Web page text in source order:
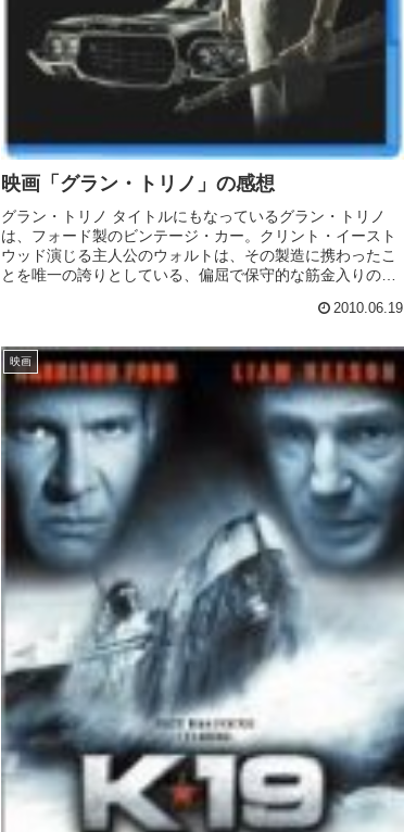
映画「グラン・トリノ」の感想
グラン・トリノ タイトルにもなっているグラン・トリノ
は、フォード製のビンテージ・カー。クリント・イースト
ウッド演じる主人公のウォルトは、その製造に携わったこ
とを唯一の誇りとしている、偏屈で保守的な筋金入りのじ
2010.06.19
映画